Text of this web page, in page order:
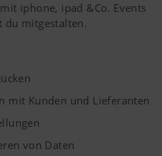
iphone, ipad &Co. Events
du mitgestalten.
mit Kunden und Lieferanten
von Daten